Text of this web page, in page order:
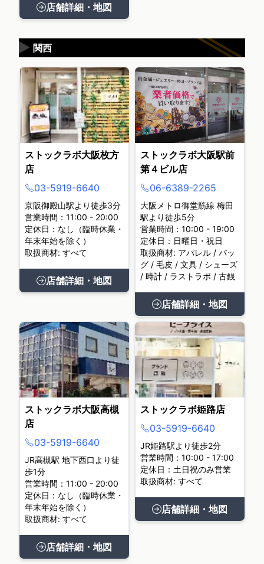
店舗詳細・地図
関西
▶
ストックラボ大阪枚方
店
03-5919-6640
京阪御殿山駅より徒歩3分
営業時間：11:00 - 20:00
定休日：なし（臨時休業・
年末年始を除く）
取扱商材: すべて
店舗詳細・地図
ストックラボ大阪駅前
第４ビル店
06-6389-2265
大阪メトロ御堂筋線 梅田
駅より徒歩5分
営業時間：10:00 - 19:00
定休日：日曜日・祝日
取扱商材: アパレル / バッ
グ / 毛皮 / 文具 / シューズ
/ 時計 / ラストラボ / 古銭
店舗詳細・地図
ストックラボ大阪高槻
店
03-5919-6640
JR高槻駅 地下西口より徒
歩1分
営業時間：11:00 - 20:00
定休日：なし（臨時休業・
年末年始を除く）
取扱商材: すべて
店舗詳細・地図
ストックラボ姫路店
03-5919-6640
JR姫路駅より徒歩2分
営業時間：10:00 - 17:00
定休日：土日祝のみ営業
取扱商材: すべて
店舗詳細・地図